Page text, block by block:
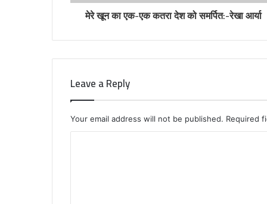
मेरे खून का एक-एक कतरा देश को समर्पित:-रेखा आर्या
Leave a Reply
Your email address will not be published. Required